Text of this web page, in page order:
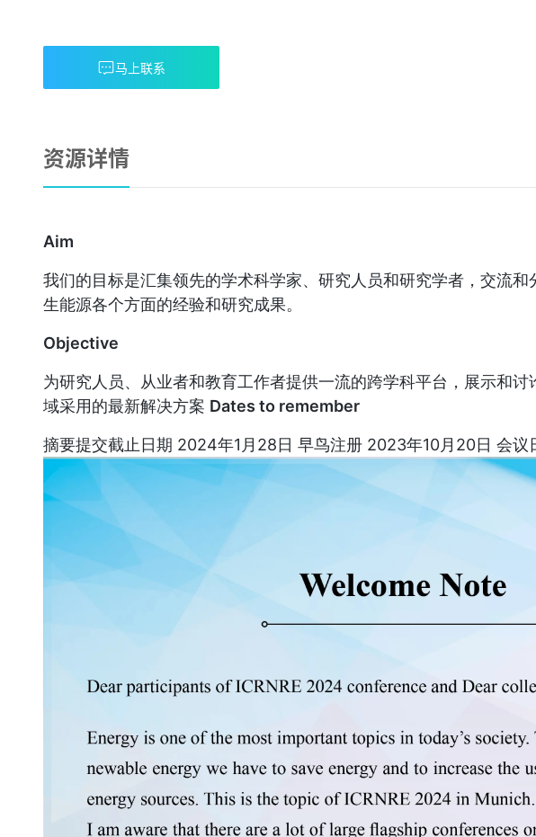
马上联系
资源详情
Aim
我们的目标是汇集领先的学术科学家、研究人员和研究学者，交流
生能源各个方面的经验和研究成果。
Objective
为研究人员、从业者和教育工作者提供一流的跨学科平台，展示和
域采用的最新解决方案 Dates to remember
摘要提交截止日期 2024年1月28日 早鸟注册 2023年10月20日 会